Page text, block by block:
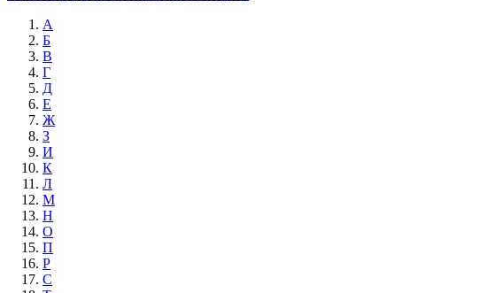
А
Б
В
Г
Д
Е
Ж
З
И
К
Л
М
Н
О
П
Р
С